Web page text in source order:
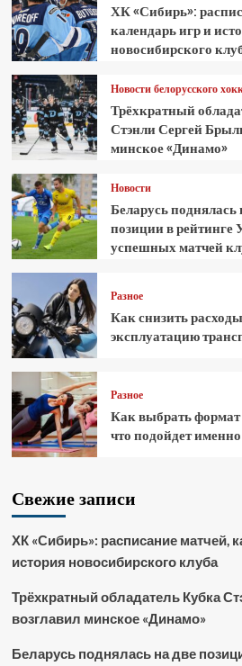
ХК «Сибирь»:
календарь игр и
новосибирского
Новости белорусского
Трёхкратный
Стэнли Сергей
минское «Динамо»
Новости
Беларусь поднялась
позиции в
успешных матчей
Разное
Как снизить
эксплуатацию
Разное
Как выбрать формат
что подойдет
Свежие записи
ХК «Сибирь»: расписание матчей,
история новосибирского клуба
Трёхкратный обладатель Кубка
возглавил минское «Динамо»
Беларусь поднялась на две